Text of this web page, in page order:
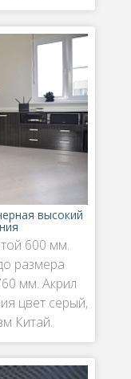
высокий
600 мм.
размера
мм. Акрил
цвет серый,
Китай.